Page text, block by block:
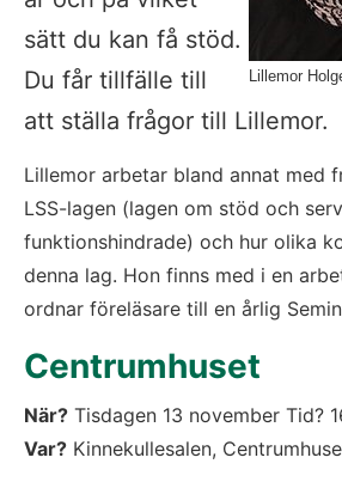
Lillemor
sätt du kan få stöd.
Du får tillfälle till
att ställa frågor till Lillemor.
Lillemor arbetar bland annat med
LSS-lagen (lagen om stöd och
funktionshindrade) och hur olika
denna lag. Hon finns med i en
ordnar föreläsare till en årlig
Centrumhuset
När? Tisdagen 13 november Tid?
Var? Kinnekullesalen,